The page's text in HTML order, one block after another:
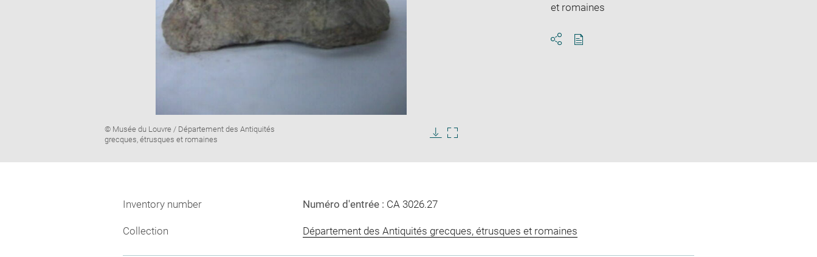
Image
caption:
© Musée du Louvre / Département des Antiquités
grecques, étrusques et romaines
et romaines
Inventory number Numéro d'entrée : CA 3026.27
Collection Département des Antiquités grecques, étrusques et romaines